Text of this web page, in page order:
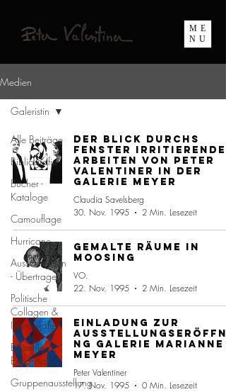
ME
NU
Medien
Alle Beiträge
Bibliografie
Bücher -
Kataloge
Camouflage
Hurricane
Ausschneiden
- Übertragen
Politische
Collagen &
Ikonografien
Einzelne
Exposition
Gruppenausstellung
Galeristin
Der Blick durchs
Fenster Irritierende
Arbeiten von Peter
Valentiner in der
Galerie Meyer
Claudia Savelsberg
30. Nov. 1995
2 Min. Lesezeit
Gemalte Räume in
Moosing
VO.
22. Nov. 1995
2 Min. Lesezeit
Einladung zur
ng Galerie Marianne
Meyer
Peter Valentiner
17. Nov. 1995
0 Min. Lesezeit